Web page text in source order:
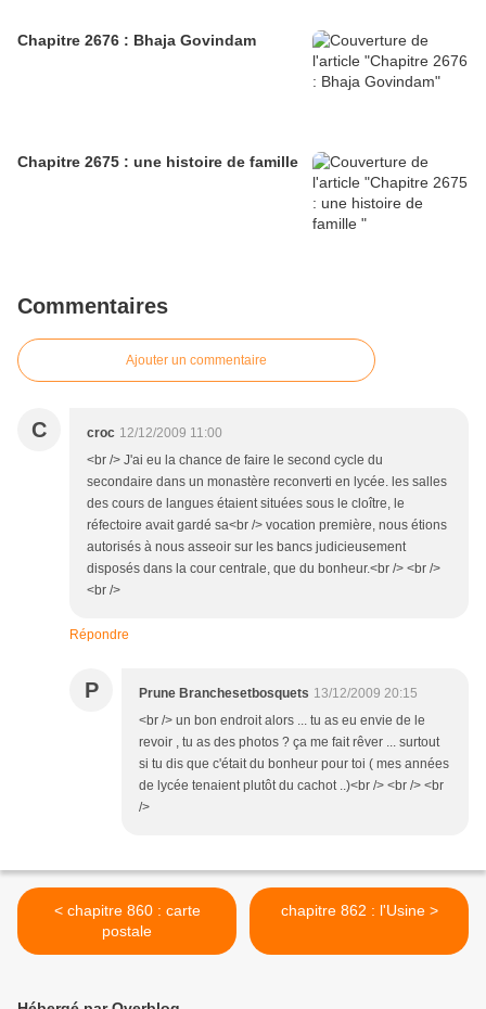
Chapitre 2676 : Bhaja Govindam
Chapitre 2675 : une histoire de famille
Commentaires
Ajouter un commentaire
C croc 12/12/2009 11:00
<br /> J'ai eu la chance de faire le second cycle du
secondaire dans un monastère reconverti en lycée. les salles
des cours de langues étaient situées sous le cloître, le
réfectoire avait gardé sa<br /> vocation première, nous étions
autorisés à nous asseoir sur les bancs judicieusement
disposés dans la cour centrale, que du bonheur.<br /> <br />
<br />
Répondre
P Prune Branchesetbosquets 13/12/2009 20:15
<br /> un bon endroit alors ... tu as eu envie de le
revoir , tu as des photos ? ça me fait rêver ... surtout
si tu dis que c'était du bonheur pour toi ( mes années
de lycée tenaient plutôt du cachot ..)<br /> <br /> <br
/>
< chapitre 860 : carte
postale
chapitre 862 : l'Usine >